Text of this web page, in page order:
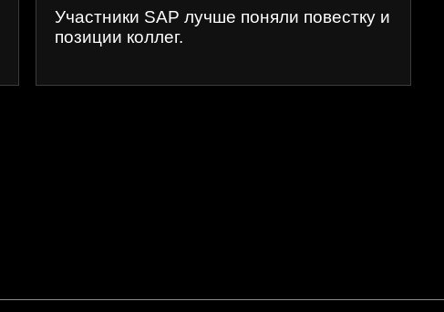
Участники SAP лучше поняли повестку и
позиции коллег.